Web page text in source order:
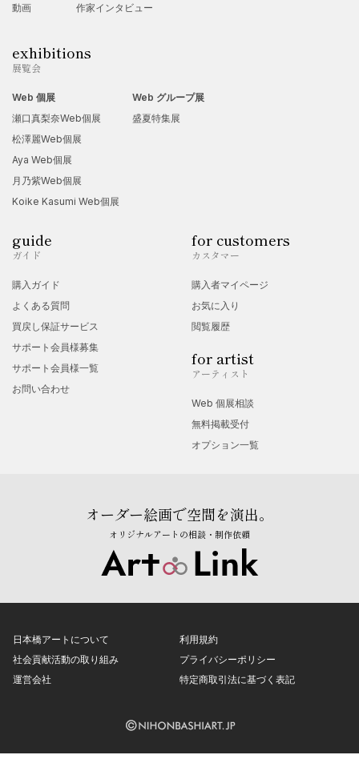
動画 作家インタビュー
exhibitions
展覧会
Web 個展
瀬口真梨奈Web個展
松澤麗Web個展
Aya Web個展
月乃紫Web個展
Koike Kasumi Web個展
Web グループ展
盛夏特集展
guide
ガイド
購入ガイド
よくある質問
買戻し保証サービス
サポート会員様募集
サポート会員様一覧
お問い合わせ
for customers
カスタマー
購入者マイページ
お気に入り
閲覧履歴
for artist
アーティスト
Web 個展相談
無料掲載受付
オプション一覧
オーダー絵画で空間を演出。
オリジナルアートの相談・制作依頼
日本橋アートについて
社会貢献活動の取り組み
運営会社
利用規約
プライバシーポリシー
特定商取引法に基づく表記